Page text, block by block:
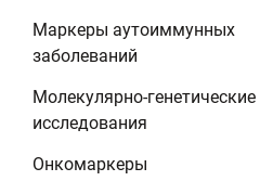
Маркеры аутоиммунных
заболеваний
Молекулярно-генетические
исследования
Онкомаркеры